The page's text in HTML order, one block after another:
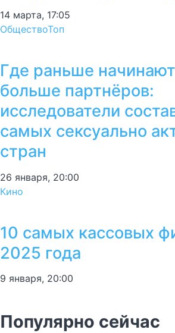
14 марта, 17:05
ОбществоТоп
Где раньше
больше партнёров:
исследователи
самых сексуально
стран
26 января, 20:00
Кино
10 самых кассовых
2025 года
9 января, 20:00
Популярно сейчас